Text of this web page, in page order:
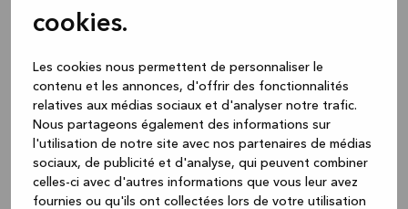
cookies.
Les cookies nous permettent de personnaliser le
contenu et les annonces, d'offrir des fonctionnalités
relatives aux médias sociaux et d'analyser notre trafic.
Nous partageons également des informations sur
l'utilisation de notre site avec nos partenaires de médias
sociaux, de publicité et d'analyse, qui peuvent combiner
celles-ci avec d'autres informations que vous leur avez
fournies ou qu'ils ont collectées lors de votre utilisation